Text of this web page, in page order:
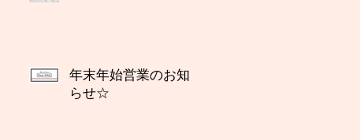
年末年始営業のお知
らせ☆